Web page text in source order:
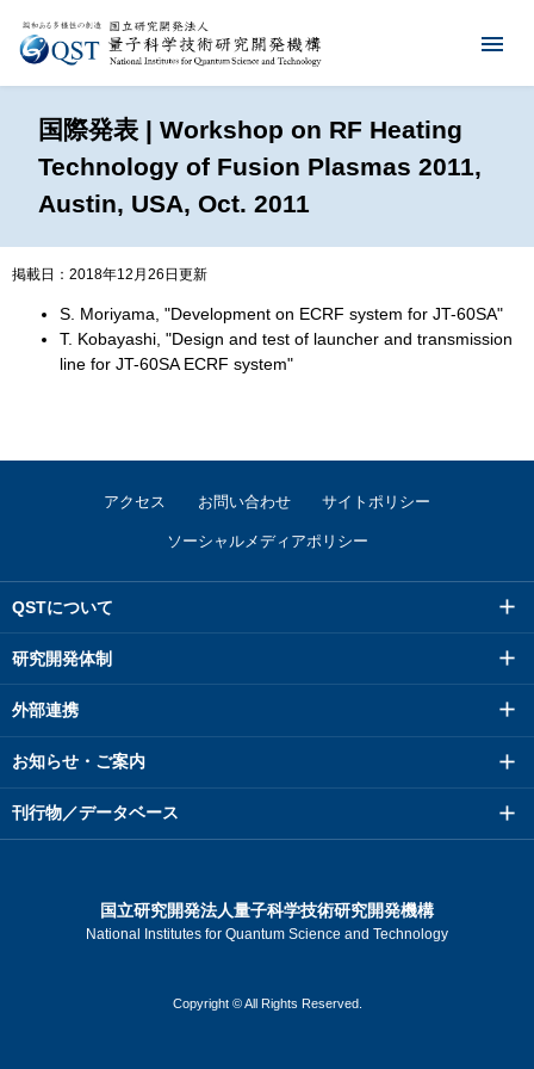
国際発表 | Workshop on RF Heating
Technology of Fusion Plasmas 2011,
Austin, USA, Oct. 2011
掲載日：2018年12月26日更新
S. Moriyama, "Development on ECRF system for JT-60SA"
T. Kobayashi, "Design and test of launcher and transmission
line for JT-60SA ECRF system"
アクセス お問い合わせ サイトポリシー
ソーシャルメディアポリシー
QSTについて
研究開発体制
外部連携
お知らせ・ご案内
刊行物／データベース
国立研究開発法人量子科学技術研究開発機構
National Institutes for Quantum Science and Technology
Copyright © All Rights Reserved.